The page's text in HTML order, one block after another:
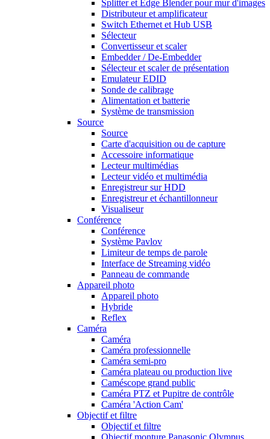
Splitter et Edge Blender pour mur d'images
Distributeur et amplificateur
Switch Ethernet et Hub USB
Sélecteur
Convertisseur et scaler
Embedder / De-Embedder
Sélecteur et scaler de présentation
Emulateur EDID
Sonde de calibrage
Alimentation et batterie
Système de transmission
Source
Source
Carte d'acquisition ou de capture
Accessoire informatique
Lecteur multimédias
Lecteur vidéo et multimédia
Enregistreur sur HDD
Enregistreur et échantillonneur
Visualiseur
Conférence
Conférence
Système Pavlov
Limiteur de temps de parole
Interface de Streaming vidéo
Panneau de commande
Appareil photo
Appareil photo
Hybride
Reflex
Caméra
Caméra
Caméra professionnelle
Caméra semi-pro
Caméra plateau ou production live
Caméscope grand public
Caméra PTZ et Pupitre de contrôle
Caméra 'Action Cam'
Objectif et filtre
Objectif et filtre
Objectif monture Panasonic Olympus